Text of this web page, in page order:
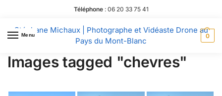
Téléphone: 06 20 33 75 41
Menu
Stéphane Michaux | Photographe et Vidéaste Drone au
Pays du Mont-Blanc
0
Images tagged "chevres"